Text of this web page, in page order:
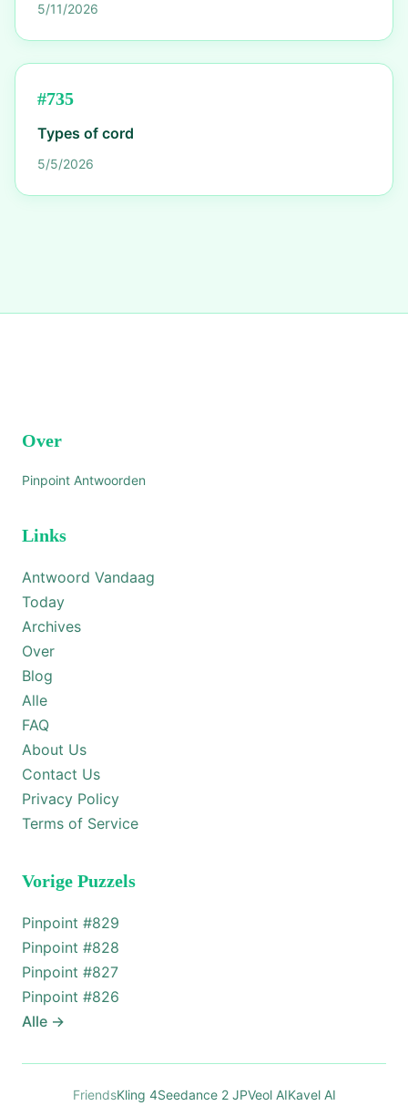
5/11/2026
#735
Types of cord
5/5/2026
Over
Pinpoint Antwoorden
Links
Antwoord Vandaag
Today
Archives
Over
Blog
Alle
FAQ
About Us
Contact Us
Privacy Policy
Terms of Service
Vorige Puzzels
Pinpoint #829
Pinpoint #828
Pinpoint #827
Pinpoint #826
Alle →
FriendsKling 4Seedance 2 JPVeol AIKavel AI